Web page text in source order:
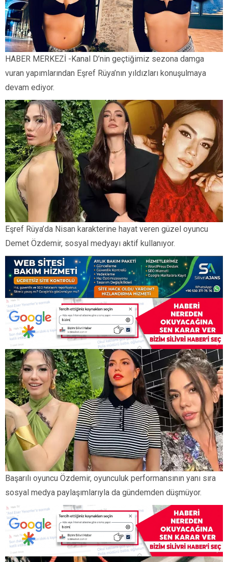
HABER MERKEZİ -Kanal D’nin geçtiğimiz sezona damga
vuran yapımlarından Eşref Rüya’nın yıldızları konuşulmaya
devam ediyor.
Eşref Rüya’da Nisan karakterine hayat veren güzel oyuncu
Demet Özdemir, sosyal medyayı aktif kullanıyor.
Başarılı oyuncu Özdemir, oyunculuk performansının yanı sıra
sosyal medya paylaşımlarıyla da gündemden düşmüyor.